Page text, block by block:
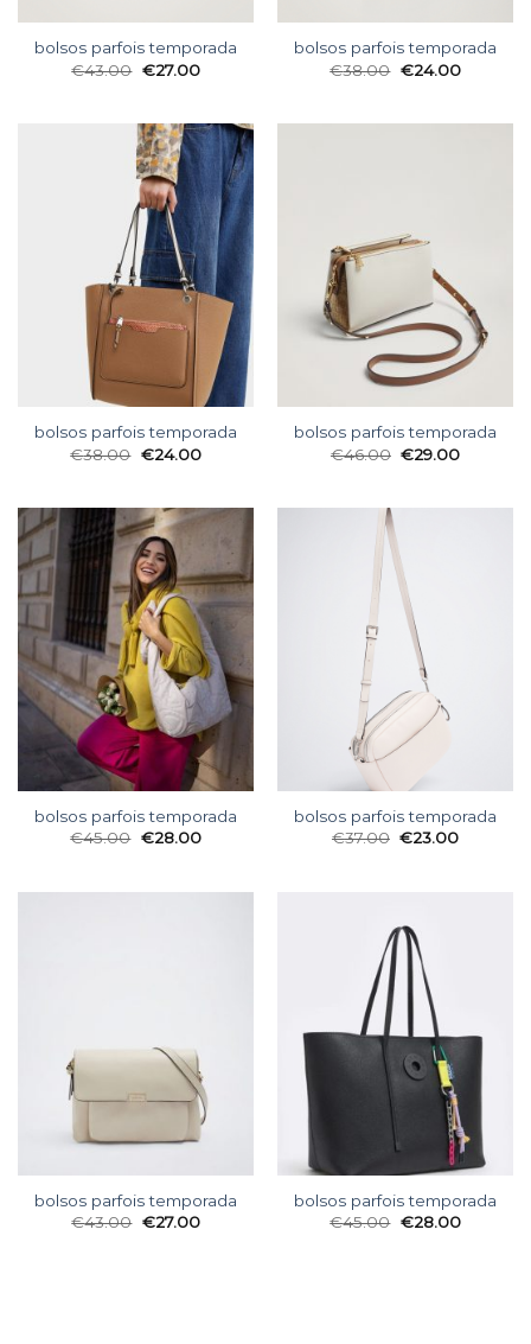
bolsos parfois temporada
€43.00 €27.00
bolsos parfois temporada
€38.00 €24.00
bolsos parfois temporada
€38.00 €24.00
bolsos parfois temporada
€46.00 €29.00
bolsos parfois temporada
€45.00 €28.00
bolsos parfois temporada
€37.00 €23.00
bolsos parfois temporada
€43.00 €27.00
bolsos parfois temporada
€45.00 €28.00